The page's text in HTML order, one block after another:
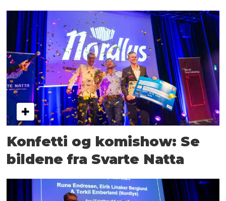
Konfetti og komishow: Se
bildene fra Svarte Natta